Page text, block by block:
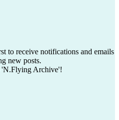
to receive notifications and emails
new posts.
'N.Flying Archive'!